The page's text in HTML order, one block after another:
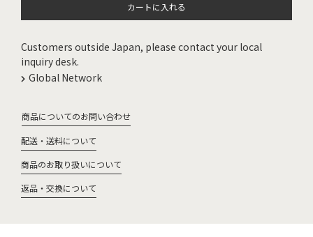
カートに入れる
Customers outside Japan, please contact your local
inquiry desk.
Global Network
商品についてのお問い合わせ
配送・送料について
商品のお取り扱いについて
返品・交換について